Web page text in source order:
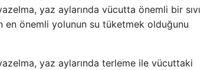
yaz aylarında vücutta önemli bir sıvı
en önemli yolunun su tüketmek olduğunu
yaz aylarında terleme ile vücuttaki